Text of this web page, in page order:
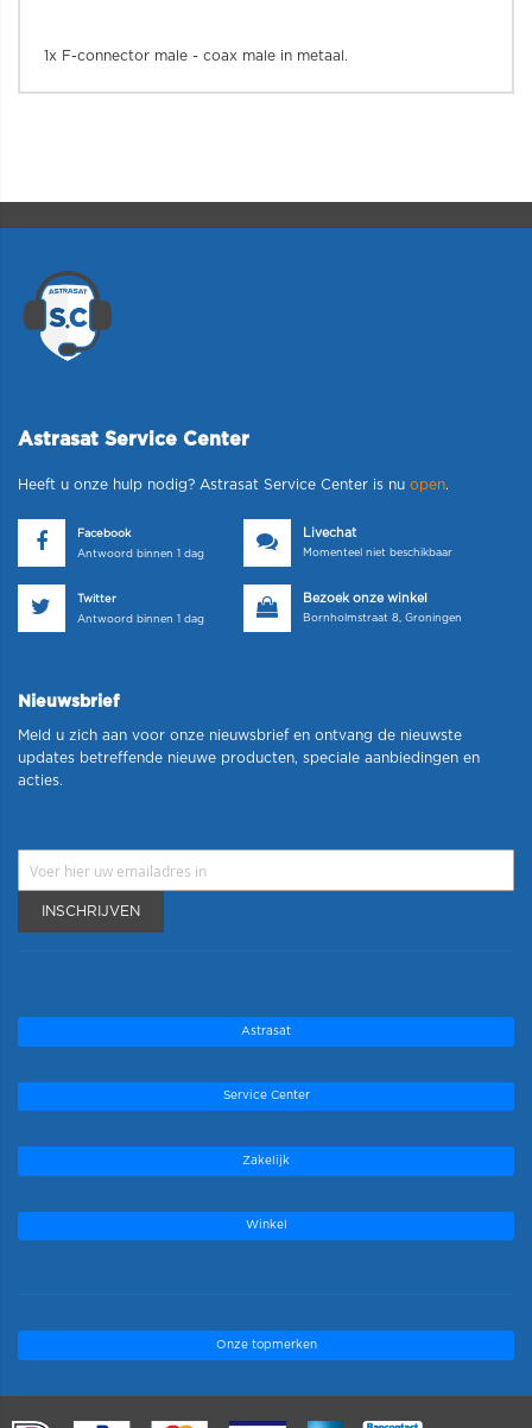
1x F-connector male - coax male in metaal.
Astrasat Service Center
Heeft u onze hulp nodig? Astrasat Service Center is nu open.
Facebook
Antwoord binnen 1 dag
Livechat
Momenteel niet beschikbaar
Twitter
Antwoord binnen 1 dag
Bezoek onze winkel
Bornholmstraat 8, Groningen
Nieuwsbrief
Meld u zich aan voor onze nieuwsbrief en ontvang de nieuwste
updates betreffende nieuwe producten, speciale aanbiedingen en
acties.
INSCHRIJVEN
Astrasat
Service Center
Zakelijk
Winkel
Onze topmerken
.